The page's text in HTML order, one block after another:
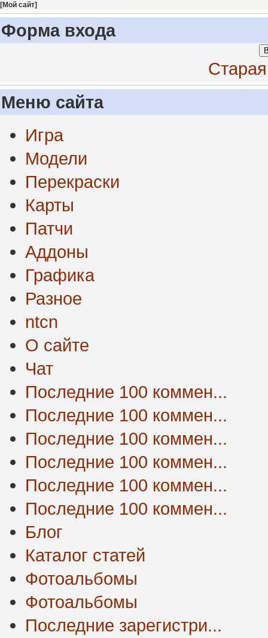
[Мой сайт]
Форма входа
Меню сайта
Игра
Модели
Перекраски
Карты
Патчи
Аддоны
Графика
Разное
ntcn
О сайте
Чат
Последние 100 коммен...
Последние 100 коммен...
Последние 100 коммен...
Последние 100 коммен...
Последние 100 коммен...
Последние 100 коммен...
Блог
Каталог статей
Фотоальбомы
Фотоальбомы
Последние зарегистри...